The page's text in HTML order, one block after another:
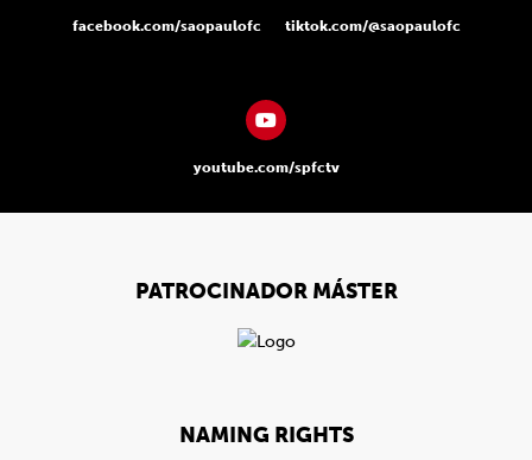
facebook.com/saopaulofc tiktok.com/@saopaulofc
youtube.com/spfctv
PATROCINADOR MÁSTER
NAMING RIGHTS